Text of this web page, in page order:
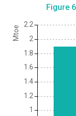
Figure
Mtoe
1
1.2
1.4
1.6
1.8
2
2.2